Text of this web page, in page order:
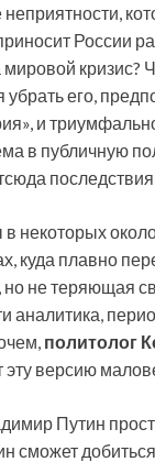
неприятности,
России
мировой кризис?
убрать его,
и
в публичную
некоторых
куда плавно
не теряющая
аналитика,
политолог
эту версию
Путин
сможет